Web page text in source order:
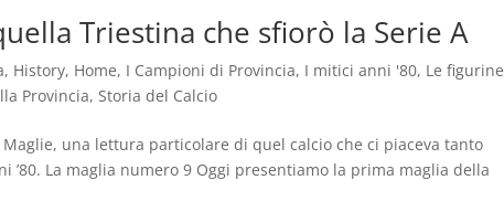
Triestina che sfiorò la Serie A
, History, Home, I Campioni di Provincia, I mitici anni '80, Le figurine
Provincia,Storia del Calcio
una lettura particolare di quel calcio che ci piaceva tanto
’80. La maglia numero 9 Oggi presentiamo la prima maglia della